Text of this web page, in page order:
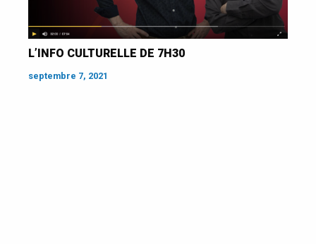
L’INFO CULTURELLE DE 7H30
septembre 7, 2021